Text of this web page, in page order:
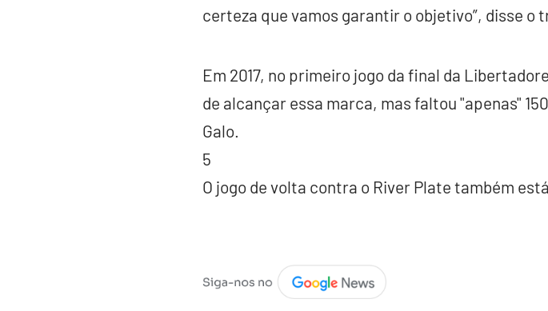
certeza que vamos garantir o objetivo”, disse o
Em 2017, no primeiro jogo da final da
de alcançar essa marca, mas faltou "apenas"
Galo.
5
O jogo de volta contra o River Plate também